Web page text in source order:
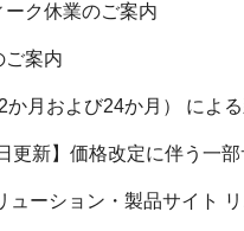
ーク休業のご案内
ご案内
か月および24か月） によ
更新】価格改定に伴う一
ューション・製品サイト